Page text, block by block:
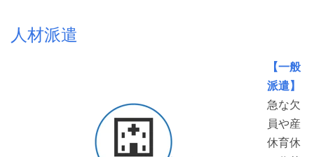
人材派遣
【一般
派遣】
急な欠
員や産
休育休